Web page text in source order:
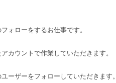
ォローをするお仕事です。
カウントで作業していただきます。
ーザーをフォローしていただきます。